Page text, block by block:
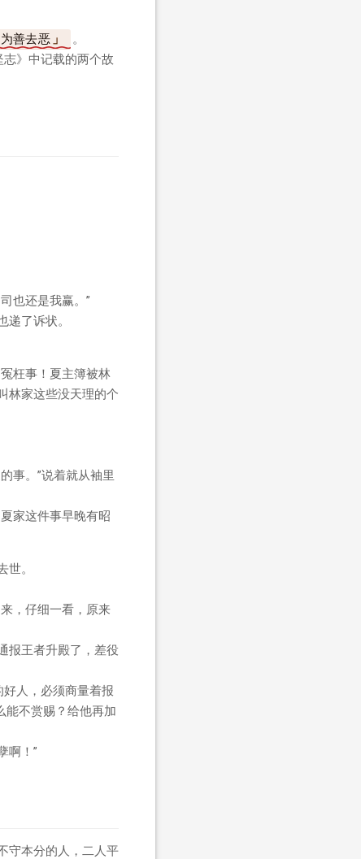
为善去恶
。
》中记载的两个故
也还是我赢。”
了诉状。
枉事！夏主簿被林
林家这些没天理的个
事。”说着就从袖里
家这件事早晚有昭
。
，仔细一看，原来
报王者升殿了，差役
好人，必须商量着报
能不赏赐？给他再加
啊！”
守本分的人，二人平